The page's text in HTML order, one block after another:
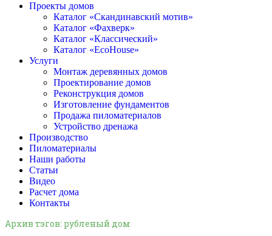
Проекты домов
Каталог «Скандинавский мотив»
Каталог «Фахверк»
Каталог «Классический»
Каталог «EcoHouse»
Услуги
Монтаж деревянных домов
Проектирование домов
Реконструкция домов
Изготовление фундаментов
Продажа пиломатериалов
Устройство дренажа
Производство
Пиломатериалы
Наши работы
Статьи
Видео
Расчет дома
Контакты
Архив тэгов: рубленый дом